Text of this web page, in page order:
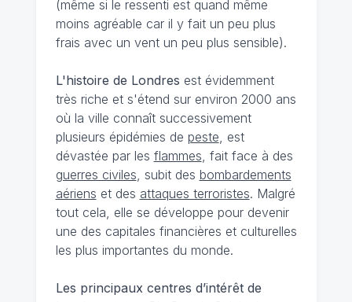
(même si le ressenti est quand même
moins agréable car il y fait un peu plus
frais avec un vent un peu plus sensible).
L'histoire de Londres est évidemment
très riche et s'étend sur environ 2000 ans
où la ville connaît successivement
plusieurs épidémies de peste , est
dévastée par les flammes , fait face à des
guerres civiles , subit des bombardements
aériens et des attaques terroristes. Malgré
tout cela, elle se développe pour devenir
une des capitales financières et culturelles
les plus importantes du monde.
Les principaux centres d’intérêt de